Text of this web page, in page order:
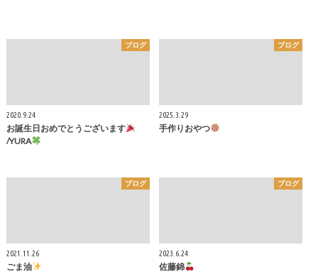
ブログ
2020.9.24
お誕生日おめでとうございます
/YURA
ブログ
2025.3.29
手作りおやつ
ブログ
2021.11.26
ごま油
ブログ
2023.6.24
佐藤錦